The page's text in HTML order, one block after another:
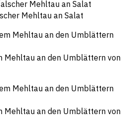
Mehltau an Salat
Mehltau an den Umblättern von
Mehltau an den Umblättern von